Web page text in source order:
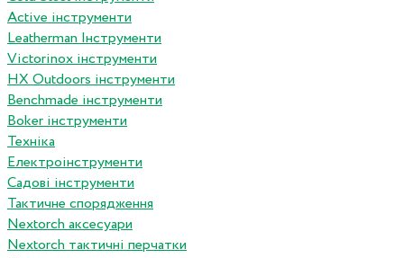
Active інструменти
Leatherman Інструменти
Victorinox інструменти
HX Outdoors інструменти
Benchmade інструменти
Boker інструменти
Техніка
Електроінструменти
Садові інструменти
Тактичне спорядження
Nextorch аксесуари
Nextorch тактичні перчатки